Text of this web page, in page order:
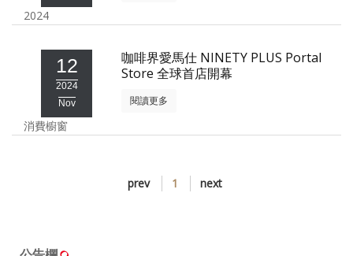
歷史區
活動實況記錄
媒體報導一覽
2024
12
2024
Nov
咖啡界愛馬仕 NINETY PLUS Portal
Store 全球首店開幕
消費櫥窗
閱讀更多
prev 1 next